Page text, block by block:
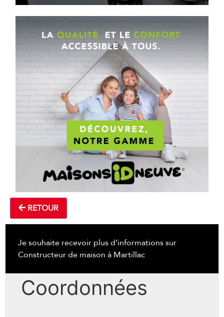
RETOUR
Je souhaite recevoir plus d’informations sur
Constructeur de maison à Martillac
Coordonnées